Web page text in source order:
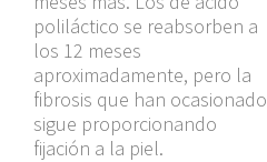
poliláctico se reabsorben a
los 12 meses
aproximadamente, pero la
fibrosis que han ocasionado
sigue proporcionando
fijación a la piel.